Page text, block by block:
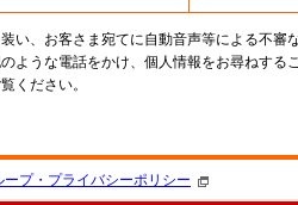
い、お客さま宛てに自動音声等による不審
ような電話をかけ、個人情報をお尋ねする
ください。
ープ・プライバシーポリシー